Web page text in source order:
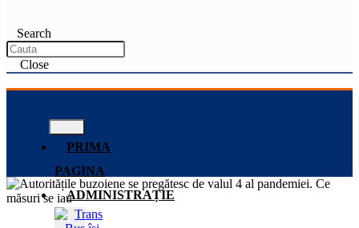
Search
Close
PRIMA
PAGINA
ADMINISTRAȚIE